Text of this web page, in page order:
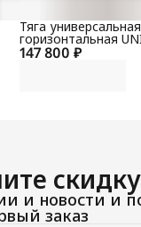
147 800 ₽
Тяга
горизонтальная
скидку
и новости и
заказ